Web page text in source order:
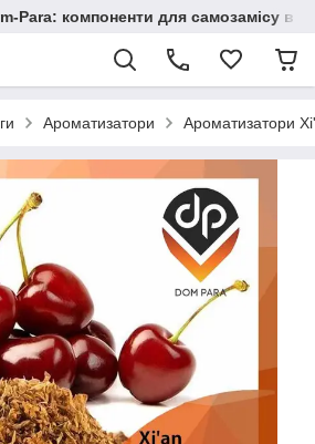
Para: компоненти для самозамісу
Ароматизатори Ароматизатори